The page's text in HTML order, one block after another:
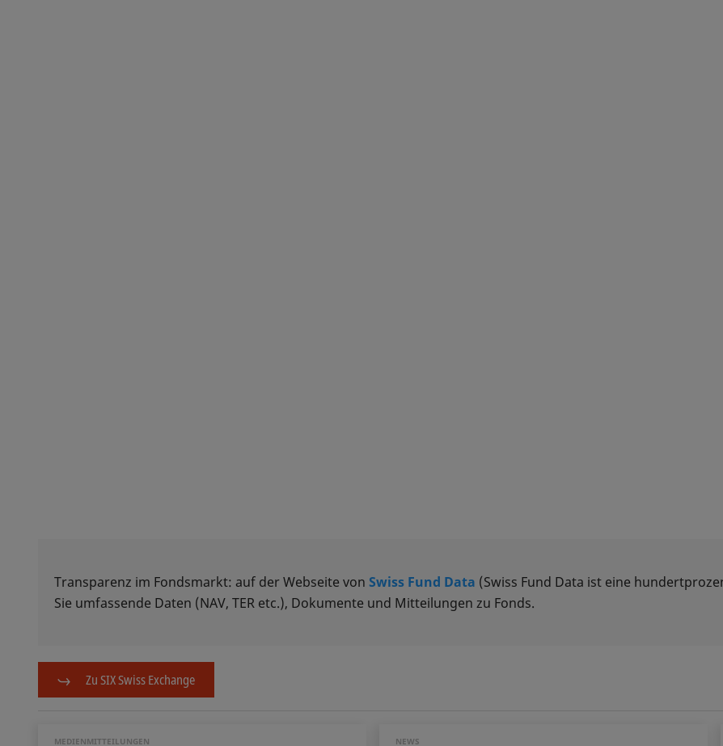
Transparenz im Fondsmarkt: auf der Webseite von Swiss Fund Data (Swiss Fund Data ist eine
Sie umfassende Daten (NAV, TER etc.), Dokumente und Mitteilungen zu Fonds.
Zu SIX Swiss Exchange
MEDIENMITTEILUNGEN NEWS